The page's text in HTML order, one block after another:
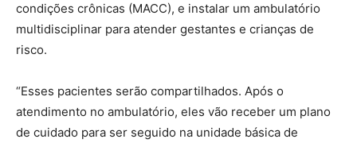
condições crônicas (MACC), e instalar um ambulatório
multidisciplinar para atender gestantes e crianças de
risco.
“Esses pacientes serão compartilhados. Após o
atendimento no ambulatório, eles vão receber um plano
de cuidado para ser seguido na unidade básica de